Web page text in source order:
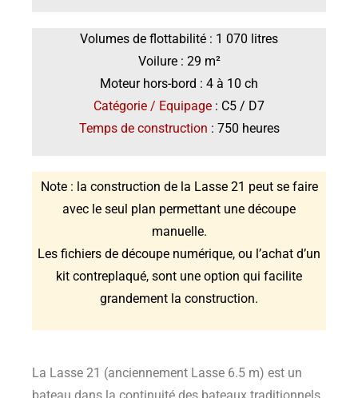
Volumes de flottabilité : 1 070 litres
Voilure : 29 m²
Moteur hors-bord : 4 à 10 ch
Catégorie / Equipage : C5 / D7
Temps de construction : 750 heures
Note : la construction de la Lasse 21 peut se faire
avec le seul plan permettant une découpe
manuelle.
Les fichiers de découpe numérique, ou l’achat d’un
kit contreplaqué, sont une option qui facilite
grandement la construction.
La Lasse 21 (anciennement Lasse 6.5 m) est un